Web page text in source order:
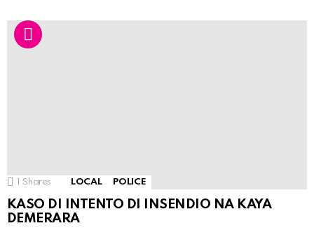
Shares LOCAL POLICE
KASO DI INTENTO DI INSENDIO NA KAYA
DEMERARA